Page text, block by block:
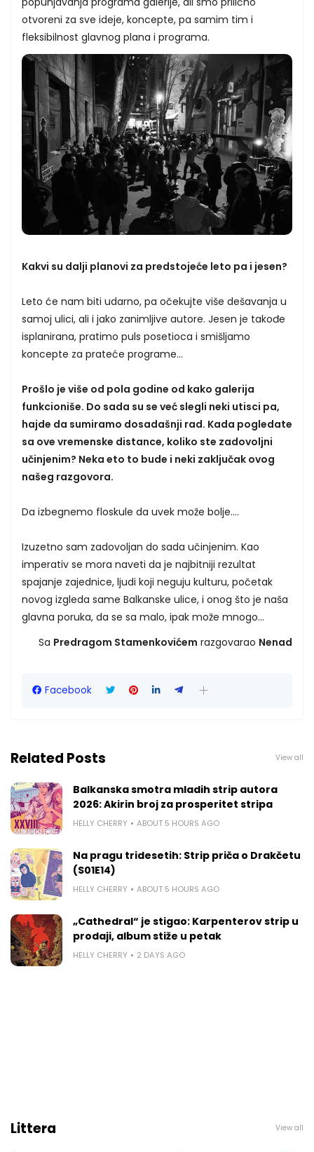
otvoreni za sve ideje, koncepte, pa samim tim i
fleksibilnost glavnog plana i programa.
Kakvi su dalji planovi za predstojeće leto pa i jesen?
Leto će nam biti udarno, pa očekujte više dešavanja u
samoj ulici, ali i jako zanimljive autore. Jesen je takođe
isplanirana, pratimo puls posetioca i smišljamo
koncepte za prateće programe...
Prošlo je više od pola godine od kako galerija
funkcioniše. Do sada su se već slegli neki utisci pa,
hajde da sumiramo dosadašnji rad. Kada pogledate
sa ove vremenske distance, koliko ste zadovoljni
učinjenim? Neka eto to bude i neki zaključak ovog
našeg razgovora.
Da izbegnemo floskule da uvek može bolje....
Izuzetno sam zadovoljan do sada učinjenim. Kao
imperativ se mora naveti da je najbitniji rezultat
spajanje zajednice, ljudi koji neguju kulturu, početak
novog izgleda same Balkanske ulice, i onog što je naša
glavna poruka, da se sa malo, ipak može mnogo...
Sa Predragom Stamenkovićem razgovarao Nenad
Facebook
Related Posts View all
Balkanska smotra mladih strip autora
2026: Akirin broj za prosperitet stripa
HELLY CHERRY ABOUT 5 HOURS AGO
Na pragu tridesetih: Strip priča o Drakčetu
(S01E14)
HELLY CHERRY ABOUT 5 HOURS AGO
„Cathedral“ je stigao: Karpenterov strip u
prodaji, album stiže u petak
HELLY CHERRY 2 DAYS AGO
Littera View all